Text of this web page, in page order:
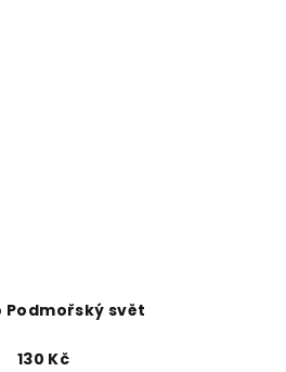
Podmořský svět
130 Kč